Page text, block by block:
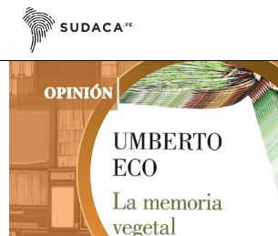
Skip
content